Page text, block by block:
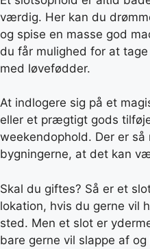
værdig. Her kan du
og spise en masse god
du får mulighed for at
med løvefødder.
At indlogere sig på et
eller et prægtigt gods
weekendophold. Der er så
bygningerne, at det kan
Skal du giftes? Så er et
lokation, hvis du gerne vil
sted. Men et slot er
bare gerne vil slappe af